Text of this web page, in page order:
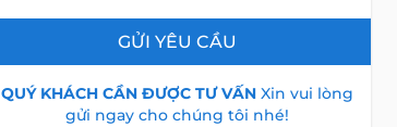
GỬI YÊU CẦU
QUÝ KHÁCH CẦN ĐƯỢC TƯ VẤNXin vui lòng
gửi ngay cho chúng tôi nhé!